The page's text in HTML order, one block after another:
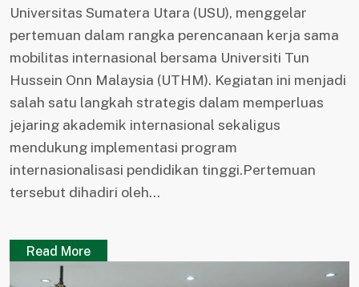
Universitas Sumatera Utara (USU), menggelar
pertemuan dalam rangka perencanaan kerja sama
mobilitas internasional bersama Universiti Tun
Hussein Onn Malaysia (UTHM). Kegiatan ini menjadi
salah satu langkah strategis dalam memperluas
jejaring akademik internasional sekaligus
mendukung implementasi program
internasionalisasi pendidikan tinggi.Pertemuan
tersebut dihadiri oleh...
Read More